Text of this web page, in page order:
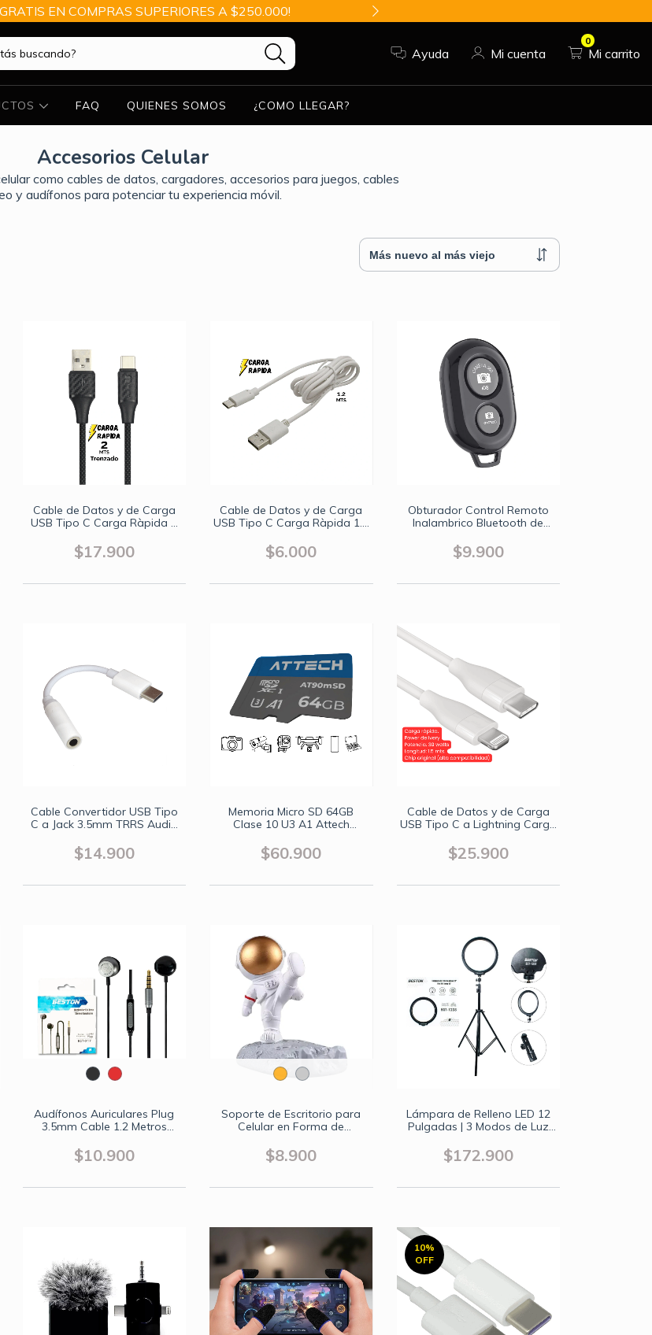
GRATIS EN COMPRAS SUPERIORES A $250.000!
Ayuda Mi cuenta Mi carrito
0
FAQ QUIENES SOMOS ¿COMO LLEGAR?
Accesorios Celular
como cables de datos, cargadores, accesorios para juegos, cables
y audífonos para potenciar tu experiencia móvil.
Cable de Datos y de Carga
USB Tipo C Carga Ràpida 2
$17.900
Cable de Datos y de Carga
USB Tipo C Carga Ràpida 1.2
$6.000
Obturador Control Remoto
Inalambrico Bluetooth de
Android
$9.900
Cable Convertidor USB Tipo
C a Jack 3.5mm TRRS Audio
$14.900
Memoria Micro SD 64GB
Clase 10 U3 A1 Attech
$60.900
Cable de Datos y de Carga
USB Tipo C a Lightning Carga
iPad
$25.900
Audífonos Auriculares Plug
3.5mm Cable 1.2 Metros
$10.900
Soporte de Escritorio para
Celular en Forma de
$8.900
Lámpara de Relleno LED 12
Pulgadas | 3 Modos de Luz
Extensible 1.8m | Soporte
para Celular y Tablet
$172.900
10%
OFF